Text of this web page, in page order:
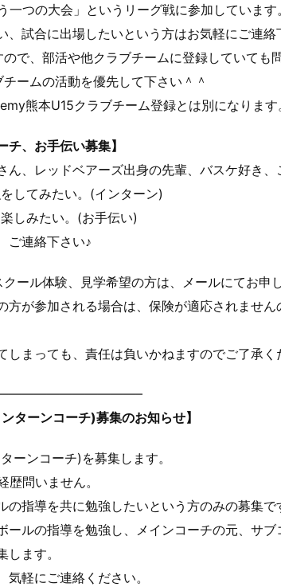
一つの大会」というリーグ戦に参加しています。
、試合に出場したいという方はお気軽にご連絡
で、部活や他クラブチームに登録していても
ームの活動を優先して下さい＾＾
熊本U15クラブチーム登録とは別になります
チ、お手伝い募集】
ん、レッドベアーズ出身の先輩、バスケ好き
してみたい。(インターン)
しみたい。(お手伝い)
ご連絡下さい♪
ール体験、見学希望の方は、メールにてお申
方が参加される場合は、保険が適応されませ
しまっても、責任は負いかねますのでご了承く
ターンコーチ)募集のお知らせ】
ーンコーチ)を募集します。
歴問いません。
の指導を共に勉強したいという方のみの募集で
ールの指導を勉強し、メインコーチの元、サ
します。
気軽にご連絡ください。